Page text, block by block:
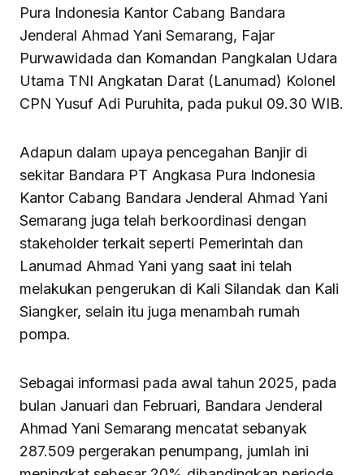
Pura Indonesia Kantor Cabang Bandara
Jenderal Ahmad Yani Semarang, Fajar
Purwawidada dan Komandan Pangkalan Udara
Utama TNI Angkatan Darat (Lanumad) Kolonel
CPN Yusuf Adi Puruhita, pada pukul 09.30 WIB.
Adapun dalam upaya pencegahan Banjir di
sekitar Bandara PT Angkasa Pura Indonesia
Kantor Cabang Bandara Jenderal Ahmad Yani
Semarang juga telah berkoordinasi dengan
stakeholder terkait seperti Pemerintah dan
Lanumad Ahmad Yani yang saat ini telah
melakukan pengerukan di Kali Silandak dan Kali
Siangker, selain itu juga menambah rumah
pompa.
Sebagai informasi pada awal tahun 2025, pada
bulan Januari dan Februari, Bandara Jenderal
Ahmad Yani Semarang mencatat sebanyak
287.509 pergerakan penumpang, jumlah ini